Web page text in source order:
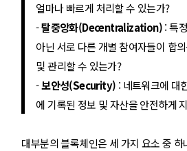
얼마나 빠르게 처리할 수 있는가?
-탈중앙화(Decentralization): 특
아닌 서로 다른 개별 참여자들이 합
및 관리할 수 있는가?
-보안성(Security) : 네트워크에 대
에 기록된 정보 및 자산을 안전하게
대부분의 블록체인은 세 가지 요소 중